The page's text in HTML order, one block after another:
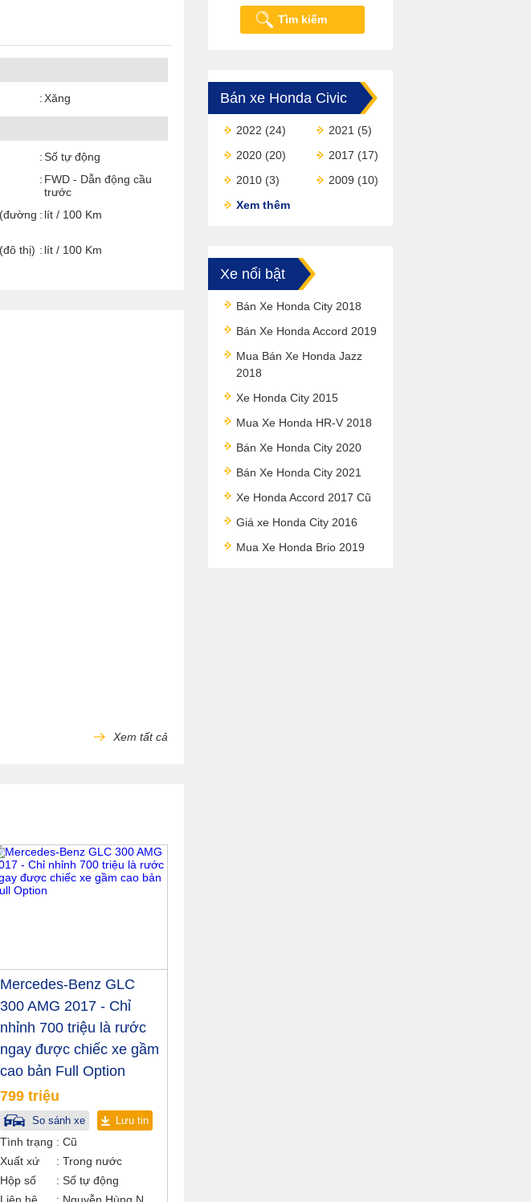
Xăng
Số tự động
FWD - Dẫn động cầu
trước
lít / 100 Km
thị) lít / 100 Km
Xem tất cả
Mercedes-Benz GLC
300 AMG 2017 - Chỉ
nhỉnh 700 triệu là rước
ngay được chiếc xe gầm
cao bản Full Option
799 triệu
So sánh xe Lưu tin
Tình trạng
Cũ
Xuất xứ
Trong nước
Hộp số
Số tự động
Tìm kiếm
Bán xe Honda Civic
2022 (24) 2021 (5)
2020 (20) 2017 (17)
2010 (3) 2009 (10)
Xem thêm
Xe nổi bật
Bán Xe Honda City 2018
Bán Xe Honda Accord 2019
Mua Bán Xe Honda Jazz
2018
Xe Honda City 2015
Mua Xe Honda HR-V 2018
Bán Xe Honda City 2020
Bán Xe Honda City 2021
Xe Honda Accord 2017 Cũ
Giá xe Honda City 2016
Mua Xe Honda Brio 2019